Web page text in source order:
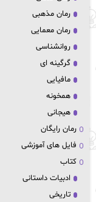
رمان مذهبی
رمان معمایی
روانشناسی
گرگینه ای
مافیایی
همخونه
هیجانی
رمان رایگان
فایل های آموزشی
کتاب
ادبیات داستانی
تاریخی